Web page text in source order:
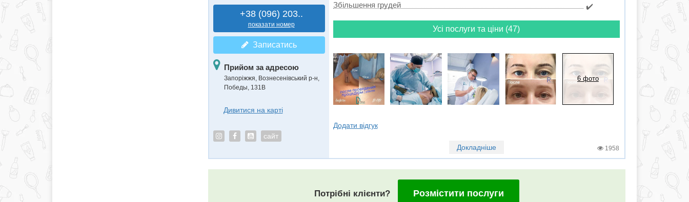
+38 (096) 203..
показати номер
Записатись
Прийом за адресою
Запоріжжя, Вознесенівський р-н,
Победы, 131В
Дивитися на карті
сайт
Збільшення грудей ✔️
Усі послуги та ціни (47)
6 фото
Додати відгук
Докладніше 1958
Потрібні клієнти? Розмістити послуги